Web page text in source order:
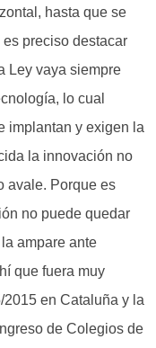
hasta que se
preciso destacar
Ley vaya siempre
lo cual
implantan y exigen la
la innovación no
avale. Porque es
no puede quedar
ampare ante
que fuera muy
en Cataluña y la
de Colegios de